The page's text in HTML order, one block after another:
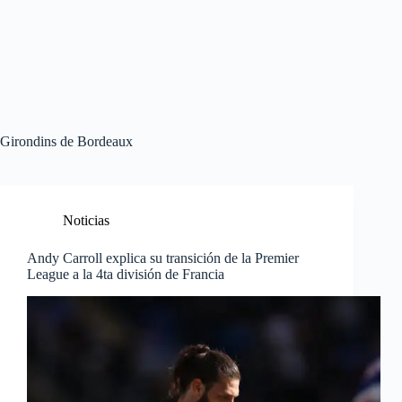
Girondins de Bordeaux
Noticias
Andy Carroll explica su transición de la Premier
League a la 4ta división de Francia